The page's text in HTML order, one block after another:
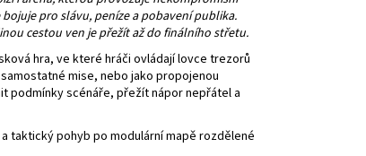
pro slávu, peníze a pobavení publika.
cestou ven je přežít až do finálního střetu.
hra, ve které hráči ovládají lovce trezorů
mise, nebo jako propojenou
podmínky scénáře, přežít nápor nepřátel a
taktický pohyb po modulární mapě rozdělené